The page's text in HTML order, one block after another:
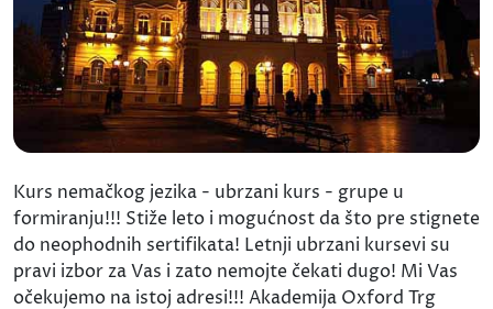
Kurs nemačkog jezika - ubrzani kurs - grupe u
formiranju!!! Stiže leto i mogućnost da što pre stignete
do neophodnih sertifikata! Letnji ubrzani kursevi su
pravi izbor za Vas i zato nemojte čekati dugo! Mi Vas
očekujemo na istoj adresi!!! Akademija Oxford Trg